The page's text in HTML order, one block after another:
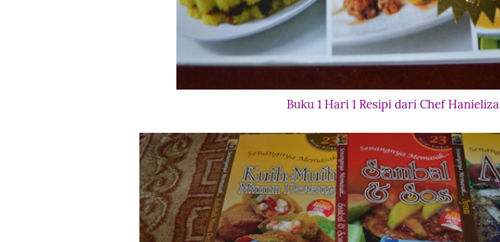
Buku 1 Hari 1 Resipi dari Chef Hanieliza